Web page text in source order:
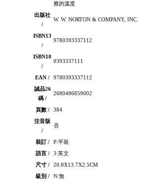
雅的溫度
出版社
/
W. W. NORTON & COMPANY, INC.
ISBN13
/
9780393337112
ISBN10
/
0393337111
EAN /
9780393337112
誠品26
碼 /
2680486859002
頁數 /
384
注音版
/
否
裝訂 /
P:平裝
語言 /
3:英文
尺寸 /
20.8X13.7X2.5CM
級別 /
N:無